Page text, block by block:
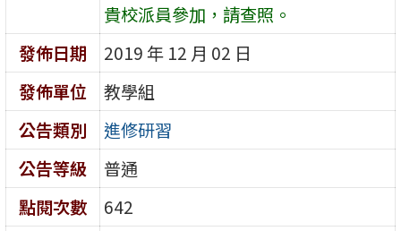
貴校派員參加，請查照。
發佈日期
2019 年 12 月 02 日
發佈單位
教學組
公告類別
進修研習
公告等級
普通
點閱次數
642